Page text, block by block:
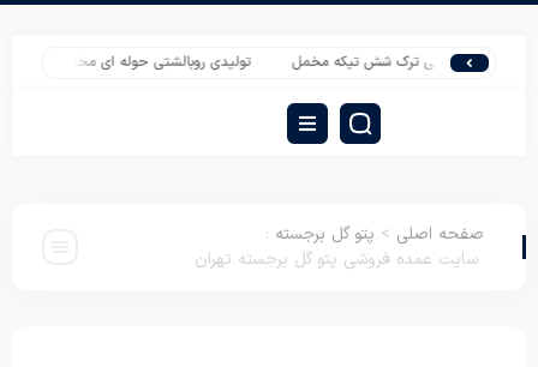
روتختی ترک شش تیکه مخمل تولیدی روبالشتی حوله ای مخمل شرکت پاندا
صفحه اصلی > پتو گل برجسته :
سایت عمده فروشی پتو گل برجسته تهران